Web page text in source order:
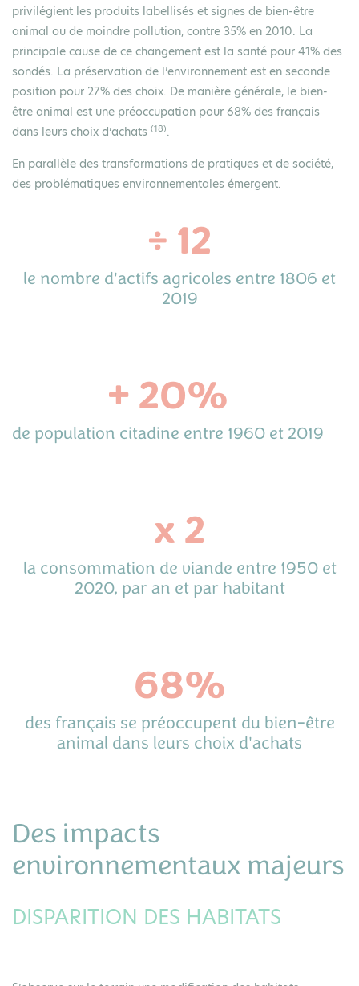
privilégient les produits labellisés et signes de bien-être
animal ou de moindre pollution, contre 35% en 2010. La
principale cause de ce changement est la santé pour 41% des
sondés. La préservation de l’environnement est en seconde
position pour 27% des choix. De manière générale, le bien-
être animal est une préoccupation pour 68% des français
dans leurs choix d’achats (18).
En parallèle des transformations de pratiques et de société,
des problématiques environnementales émergent.
÷ 12
le nombre d'actifs agricoles entre 1806 et
2019
+ 20%
de population citadine entre 1960 et 2019
x 2
la consommation de viande entre 1950 et
2020, par an et par habitant
68%
des français se préoccupent du bien-être
animal dans leurs choix d'achats
Des impacts
environnementaux majeurs
DISPARITION DES HABITATS